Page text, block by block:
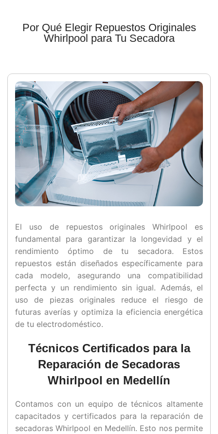
Por Qué Elegir Repuestos Originales
Whirlpool para Tu Secadora
El uso de repuestos originales Whirlpool es
fundamental para garantizar la longevidad y el
rendimiento óptimo de tu secadora. Estos
repuestos están diseñados específicamente para
cada modelo, asegurando una compatibilidad
perfecta y un rendimiento sin igual. Además, el
uso de piezas originales reduce el riesgo de
futuras averías y optimiza la eficiencia energética
de tu electrodoméstico.
Técnicos Certificados para la
Reparación de Secadoras
Whirlpool en Medellín
Contamos con un equipo de técnicos altamente
capacitados y certificados para la reparación de
secadoras Whirlpool en Medellín. Esto nos permite